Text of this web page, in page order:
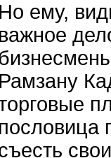
Но ему,
важное
Рамзану
пословица